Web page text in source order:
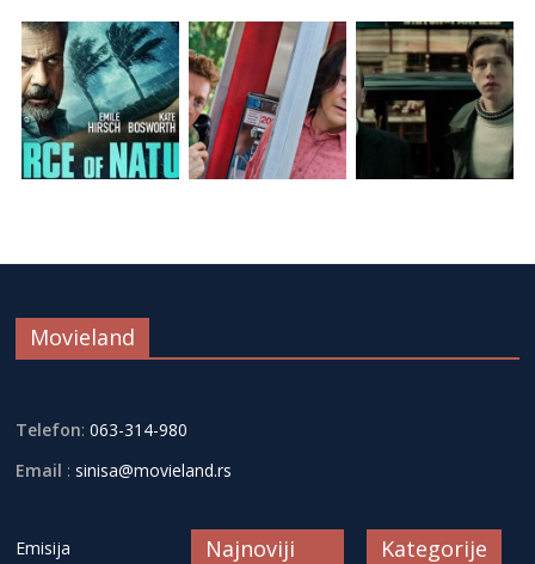
Movieland
Telefon: 063-314-980
Email : sinisa@movieland.rs
Emisija
Najnoviji
Kategorije